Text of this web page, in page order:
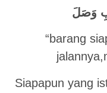
وَصَلَ
“barang
Siapapun yang